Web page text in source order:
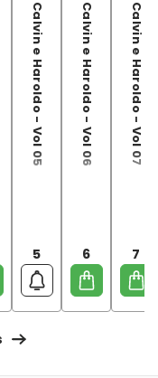
Calvin e Haroldo - Vol 05
5
Calvin e Haroldo - Vol 06
6
Calvin e Haroldo - Vol 07
7